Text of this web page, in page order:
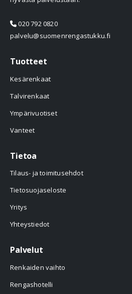
020 792 0820
palvelu@suomenrengastukku.fi
Tuotteet
Kesärenkaat
Talvirenkaat
Ympärivuotiset
Vanteet
Tietoa
Tilaus- ja toimitusehdot
Tietosuojaseloste
Yritys
Yhteystiedot
Palvelut
Renkaiden vaihto
Rengashotelli